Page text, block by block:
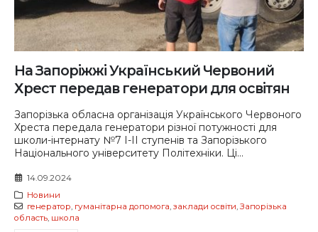
На Запоріжжі Український Червоний
Хрест передав генератори для освітян
Запорізька обласна організація Українського Червоного
Хреста передала генератори різної потужності для
школи-інтернату №7 І-ІІ ступенів та Запорізького
Національного університету Політехніки. Ці...
14.09.2024
Новини
генератор, гуманітарна допомога, заклади освіти, Запорізька
область, школа